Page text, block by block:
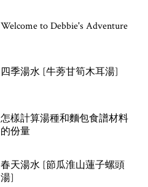
Welcome to Debbie's Adventure
四季湯水 [牛蒡甘筍木耳湯]
怎樣計算湯種和麵包食譜材料
的份量
春天湯水 [節瓜淮山蓮子螺頭
湯]